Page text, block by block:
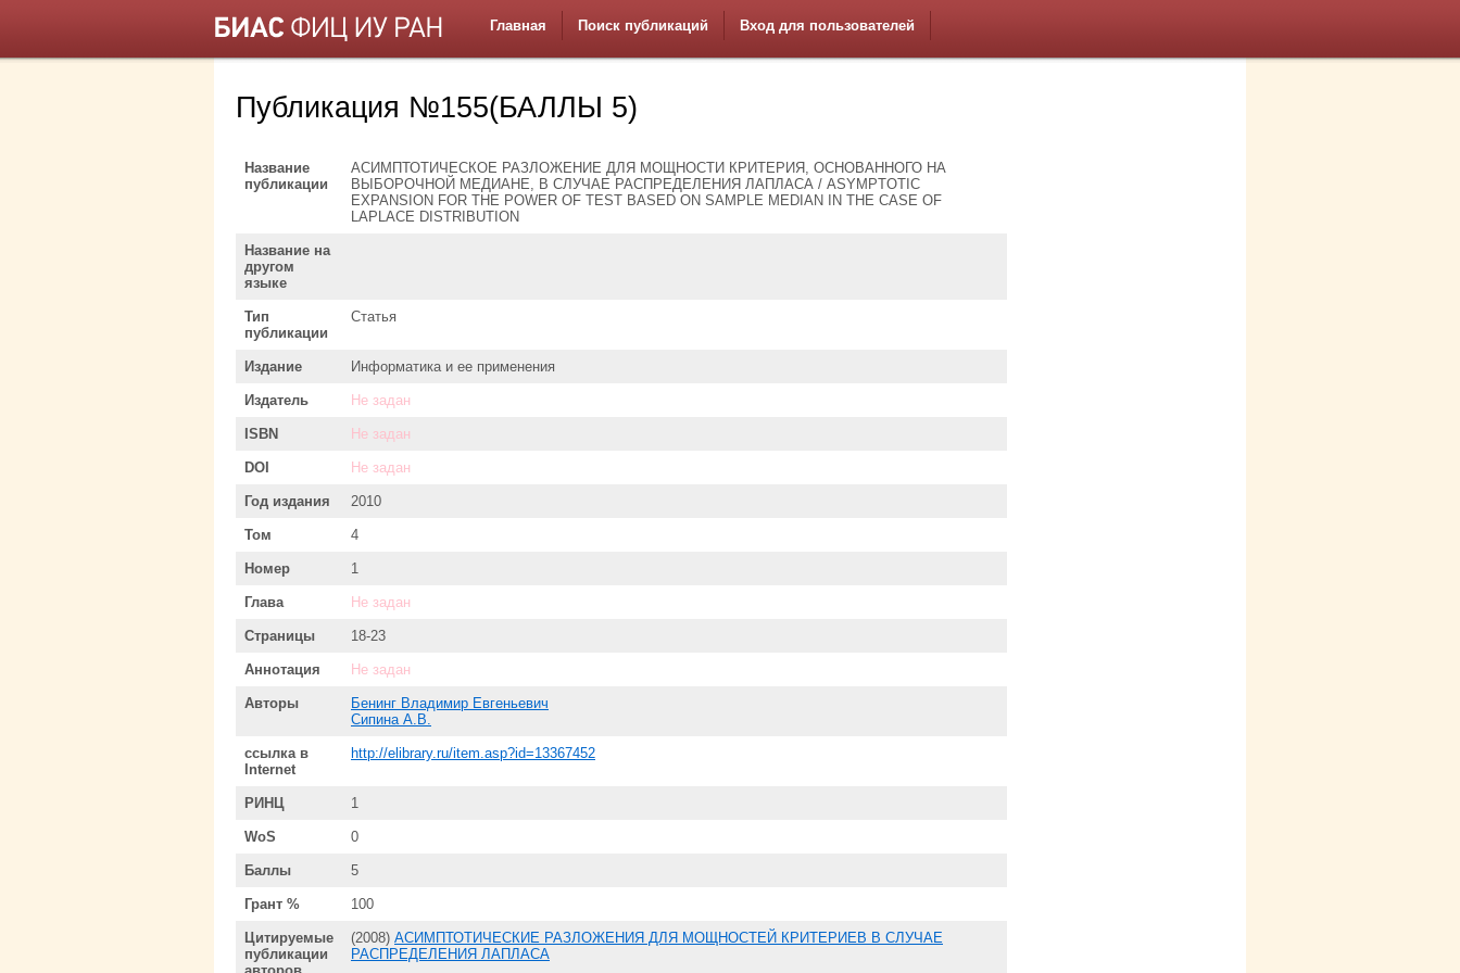
Главная Поиск публикаций Вход для пользователей
Публикация №155(БАЛЛЫ 5)
Название
публикации
АСИМПТОТИЧЕСКОЕ РАЗЛОЖЕНИЕ ДЛЯ МОЩНОСТИ КРИТЕРИЯ, ОСНОВАННОГО НА
ВЫБОРОЧНОЙ МЕДИАНЕ, В СЛУЧАЕ РАСПРЕДЕЛЕНИЯ ЛАПЛАСА / ASYMPTOTIC
EXPANSION FOR THE POWER OF TEST BASED ON SAMPLE MEDIAN IN THE CASE OF
LAPLACE DISTRIBUTION
Название на
другом
языке
Тип
публикации
Статья
Издание Информатика и ее применения
Издатель Не задан
ISBN Не задан
DOI Не задан
Год издания 2010
Том 4
Номер 1
Глава Не задан
Страницы 18-23
Аннотация Не задан
Авторы
Бенинг Владимир Евгеньевич
Сипина А.В.
ссылка в
Internet
http://elibrary.ru/item.asp?id=13367452
РИНЦ 1
WoS 0
Баллы 5
Грант % 100
Цитируемые
публикации
(2008) АСИМПТОТИЧЕСКИЕ РАЗЛОЖЕНИЯ ДЛЯ МОЩНОСТЕЙ КРИТЕРИЕВ В СЛУЧАЕ
РАСПРЕДЕЛЕНИЯ ЛАПЛАСА